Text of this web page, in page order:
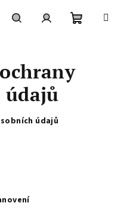
košík
údajů
údajů